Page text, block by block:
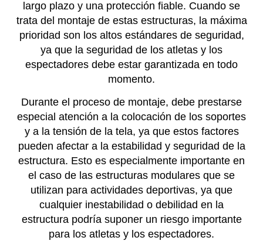
largo plazo y una protección fiable. Cuando se
trata del montaje de estas estructuras, la máxima
prioridad son los altos estándares de seguridad,
ya que la seguridad de los atletas y los
espectadores debe estar garantizada en todo
momento.
Durante el proceso de montaje, debe prestarse
especial atención a la colocación de los soportes
y a la tensión de la tela, ya que estos factores
pueden afectar a la estabilidad y seguridad de la
estructura. Esto es especialmente importante en
el caso de las estructuras modulares que se
utilizan para actividades deportivas, ya que
cualquier inestabilidad o debilidad en la
estructura podría suponer un riesgo importante
para los atletas y los espectadores.